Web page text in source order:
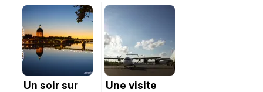
Un soir sur
Une visite